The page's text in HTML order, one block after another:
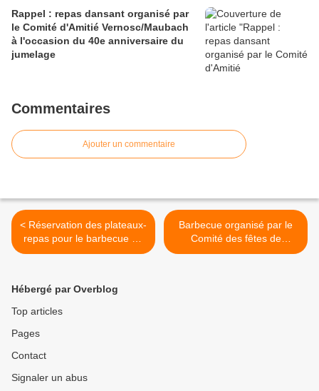
Rappel : repas dansant organisé par
le Comité d'Amitié Vernosc/Maubach
à l'occasion du 40e anniversaire du
jumelage
Commentaires
Ajouter un commentaire
< Réservation des plateaux-
repas pour le barbecue du
vendredi 19 juin 2026
Barbecue organisé par le
Comité des fêtes de
Vernosc-lès-Annonay >
Hébergé par Overblog
Top articles
Pages
Contact
Signaler un abus